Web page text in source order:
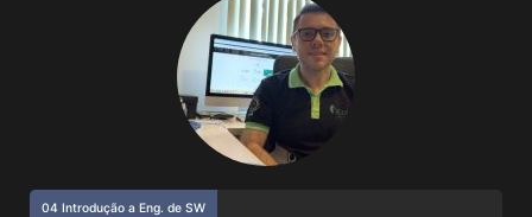
04 Introdução a Eng. de SW